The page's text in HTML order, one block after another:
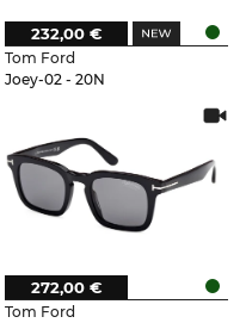
Tom Ford
Joey-02 - 20N
232,00 €
Tom Ford
272,00 €